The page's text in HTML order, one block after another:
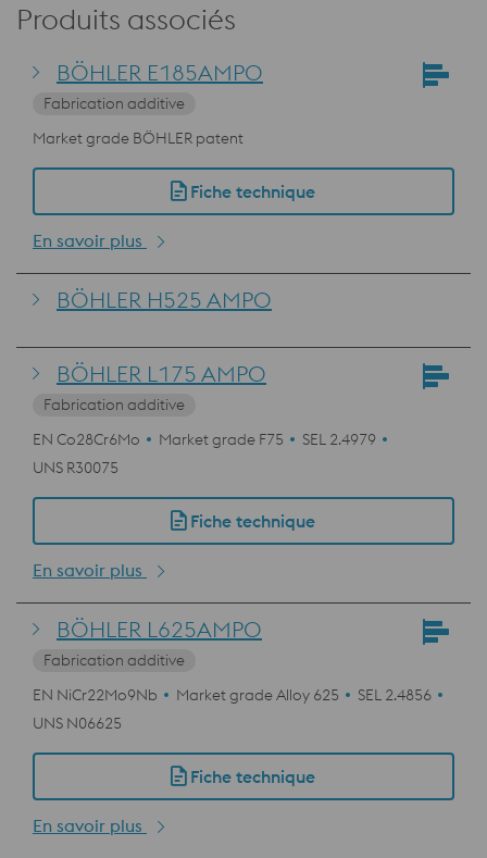
Produits associés
BÖHLER E185AMPO
Fabrication additive
Market grade BÖHLER patent
Fiche technique
En savoir plus
BÖHLER H525 AMPO
BÖHLER L175 AMPO
Fabrication additive
EN Co28Cr6Mo
Market grade F75
SEL 2.4979
UNS R30075
Fiche technique
En savoir plus
BÖHLER L625AMPO
Fabrication additive
EN NiCr22Mo9Nb
Market grade Alloy 625
SEL 2.4856
UNS N06625
Fiche technique
En savoir plus